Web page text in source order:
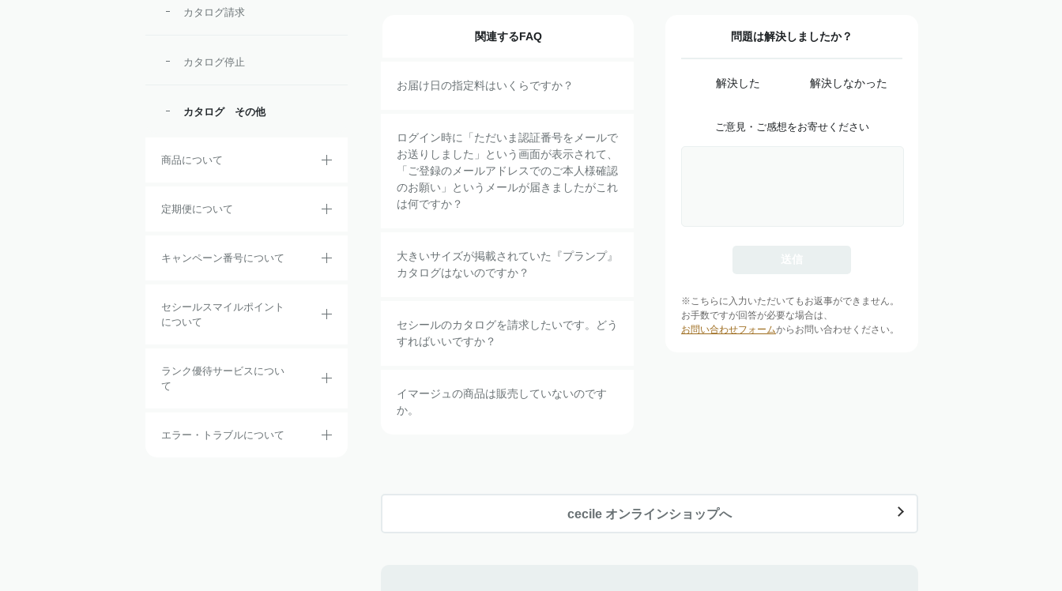
カタログ請求
カタログ停止
カタログ その他
商品について
定期便について
キャンペーン番号について
セシールスマイルポイント
について
ランク優待サービスについ
て
エラー・トラブルについて
関連するFAQ
お届け日の指定料はいくらですか？
ログイン時に「ただいま認証番号をメールで
お送りしました」という画面が表示されて、
「ご登録のメールアドレスでのご本人様確認
のお願い」というメールが届きましたがこれ
は何ですか？
大きいサイズが掲載されていた『プランプ』
カタログはないのですか？
セシールのカタログを請求したいです。どう
すればいいですか？
イマージュの商品は販売していないのです
か。
問題は解決しましたか？
解決した 解決しなかった
ご意見・ご感想をお寄せください
※こちらに入力いただいてもお返事ができません。
お手数ですが回答が必要な場合は、
お問い合わせフォームからお問い合わせください。
cecile オンラインショップへ